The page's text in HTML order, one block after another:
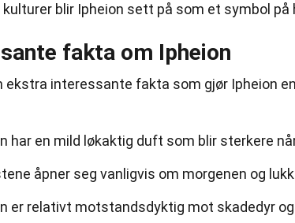
kulturer blir Ipheion sett på som et symbol på
fakta om Ipheion
ekstra interessante fakta som gjør Ipheion
har en mild løkaktig duft som blir sterkere
åpner seg vanligvis om morgenen og
er relativt motstandsdyktig mot skadedyr